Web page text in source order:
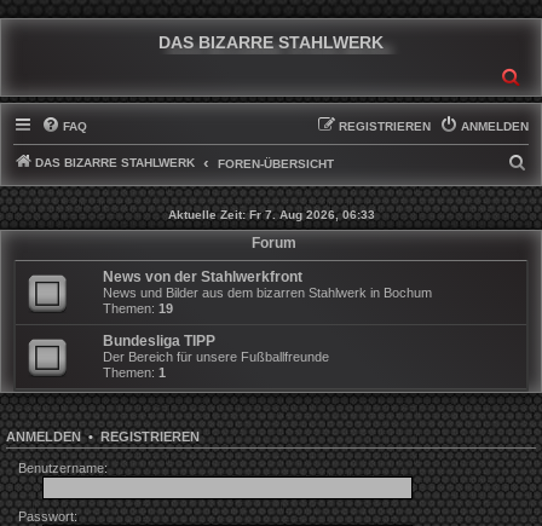
DAS BIZARRE STAHLWERK
FAQ ANMELDEN
REGISTRIEREN
DAS BIZARRE STAHLWERK FOREN-ÜBERSICHT
U
C
Aktuelle Zeit: Fr 7. Aug 2026, 06:33
Forum
News von der Stahlwerkfront
News und Bilder aus dem bizarren Stahlwerk in Bochum
Themen: 19
Bundesliga TIPP
Der Bereich für unsere Fußballfreunde
Themen: 1
ANMELDEN•REGISTRIEREN
Benutzername:
Passwort: